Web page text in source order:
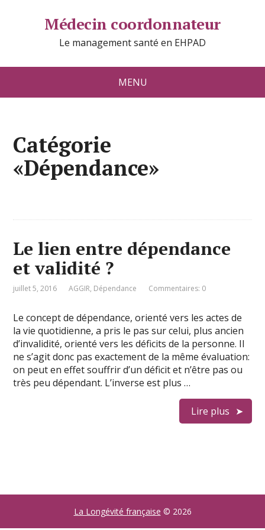
Médecin coordonnateur
Le management santé en EHPAD
MENU
Catégorie
«Dépendance»
Le lien entre dépendance
et validité ?
juillet 5, 2016 AGGIR, Dépendance Commentaires: 0
Le concept de dépendance, orienté vers les actes de
la vie quotidienne, a pris le pas sur celui, plus ancien
d’invalidité, orienté vers les déficits de la personne. Il
ne s’agit donc pas exactement de la même évaluation:
on peut en effet souffrir d’un déficit et n’être pas ou
très peu dépendant. L’inverse est plus …
Lire plus
La Longévité française © 2026